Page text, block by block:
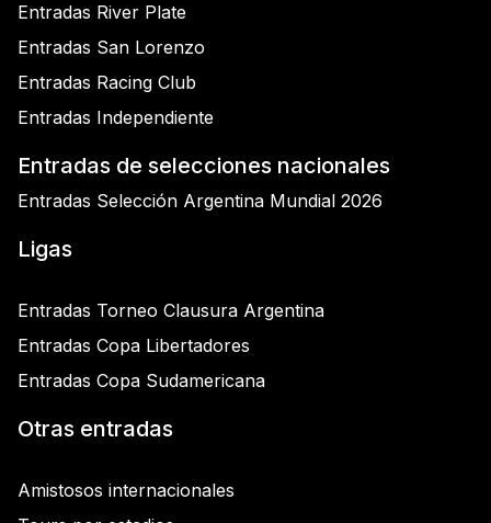
Entradas River Plate
Entradas San Lorenzo
Entradas Racing Club
Entradas Independiente
Entradas de selecciones nacionales
Entradas Selección Argentina Mundial 2026
Ligas
Entradas Torneo Clausura Argentina
Entradas Copa Libertadores
Entradas Copa Sudamericana
Otras entradas
Amistosos internacionales